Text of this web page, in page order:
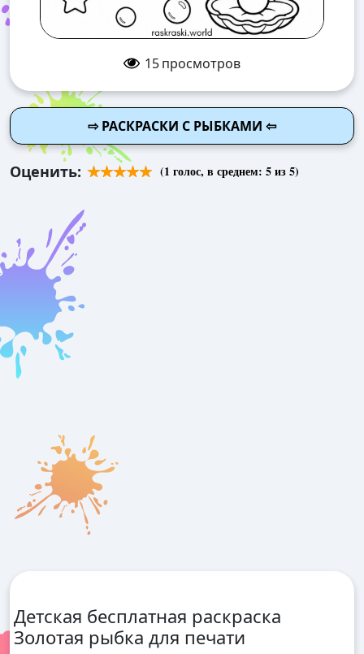
15просмотров
⇨ РАСКРАСКИ С РЫБКАМИ ⇦
Оценить: (1 голос, в среднем: 5из 5)
Детская бесплатная раскраска
Золотая рыбка для печати